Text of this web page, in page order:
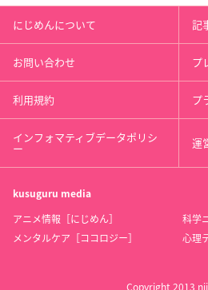
にじめんについて 記
お問い合わせ プ
利用規約 プ
インフォマティブデータポリシ
ー 運
kusuguru media
アニメ情報［にじめん］
科学
メンタルケア［ココロジー］
心理
Copyright 2013